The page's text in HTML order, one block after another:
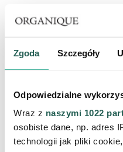
Zgoda Szczegóły
Odpowiedzialne
Wraz z naszymi 1022
osobiste dane, np. adres
technologii jak pliki
Idealną bazą do
jabłkowym jest nasza
intensywnie odżywiają
także źródłem
procesy starzenia.